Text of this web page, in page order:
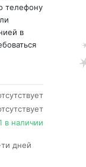
телефону
в
в наличии
дней